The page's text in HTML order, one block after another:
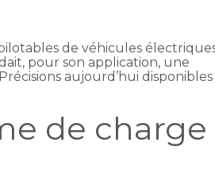
de véhicules
pour son application, une
aujourd’hui disponibles
de charge